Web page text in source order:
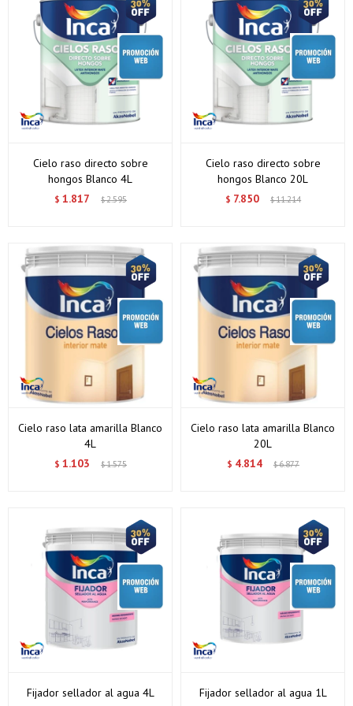
Cielo raso directo sobre
hongos Blanco 4L
$ 1.817 $2.595
Cielo raso directo sobre
hongos Blanco 20L
$ 7.850 $11.214
Cielo raso lata amarilla Blanco
4L
$ 1.103 $1.575
Cielo raso lata amarilla Blanco
20L
$ 4.814 $6.877
Fijador sellador al agua 4L
Fijador sellador al agua 1L